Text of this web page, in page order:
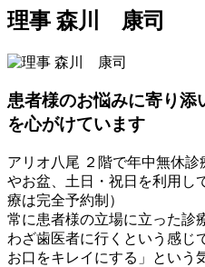
理事 森川 康司
患者様のお悩みに寄り添
を心がけています
アリオ八尾 ２階で年中無休
やお盆、土日・祝日を利用し
療は完全予約制）
常に患者様の立場に立った診
わざ歯医者に行くという感じ
お口をキレイにする」という